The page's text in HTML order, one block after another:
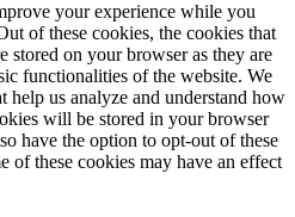
your experience while you
of these cookies, the cookies that
stored on your browser as they are
functionalities of the website. We
help us analyze and understand how
will be stored in your browser
have the option to opt-out of these
of these cookies may have an effect